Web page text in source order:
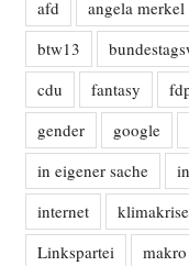
afd angela merkel
btw13
cdu
fantasy
gender
google
in eigener sache
internet
klimakrise
Linkspartei
makro